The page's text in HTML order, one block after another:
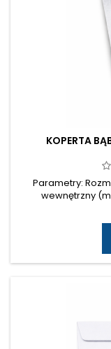
KOPERTA
Parametry:
wewnętrzny